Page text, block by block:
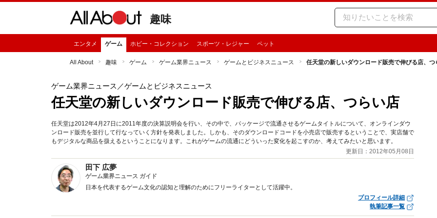
趣味
エンタメ ゲーム ホビー・コレクション スポーツ・レジャー ペット
All About 趣味 ゲーム ゲーム業界ニュース ゲームとビジネスニュース 任天堂の新しいダウンロード販売で伸びる店、つ
ゲーム業界ニュース ／ゲームとビジネスニュース
任天堂の新しいダウンロード販売で伸びる店、つらい店
任天堂は2012年4月27日に2011年度の決算説明会を行い、その中で、パッケージで流通させるゲームタイトルについて、オンラインダウ
ンロード販売を並行して行なっていく方針を発表しました。しかも、そのダウンロードコードを小売店で販売するということで、実店舗で
もデジタルな商品を扱えるということになります。これがゲームの流通にどういった変化を起こすのか、考えてみたいと思います。
更新日：2012年05月08日
田下 広夢
ゲーム業界ニュース ガイド
日本を代表するゲーム文化の認知と理解のためにフリーライターとして活躍中。
プロフィール詳細
執筆記事一覧